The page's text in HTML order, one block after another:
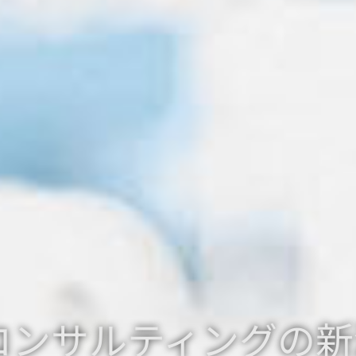
ンサルティングの